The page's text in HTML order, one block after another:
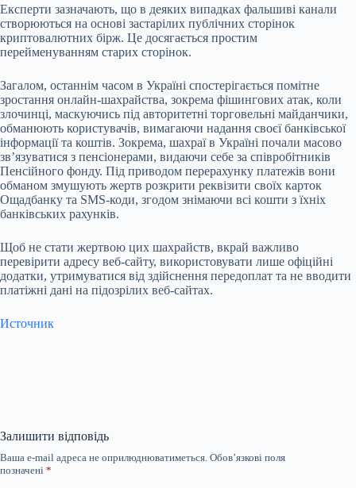
Експерти зазначають, що в деяких випадках фальшиві канали
створюються на основі застарілих публічних сторінок
криптовалютних бірж. Це досягається простим
перейменуванням старих сторінок.
Загалом, останнім часом в Україні спостерігається помітне
зростання онлайн-шахрайства, зокрема фішингових атак, коли
злочинці, маскуючись під авторитетні торговельні майданчики,
обманюють користувачів, вимагаючи надання своєї банківської
інформації та коштів. Зокрема, шахраї в Україні почали масово
зв’язуватися з пенсіонерами, видаючи себе за співробітників
Пенсійного фонду. Під приводом перерахунку платежів вони
обманом змушують жертв розкрити реквізити своїх карток
Ощадбанку та SMS-коди, згодом знімаючи всі кошти з їхніх
банківських рахунків.
Щоб не стати жертвою цих шахрайств, вкрай важливо
перевірити адресу веб-сайту, використовувати лише офіційні
додатки, утримуватися від здійснення передоплат та не вводити
платіжні дані на підозрілих веб-сайтах.
Источник
Залишити відповідь
Ваша e-mail адреса не оприлюднюватиметься. Обов’язкові поля
позначені *